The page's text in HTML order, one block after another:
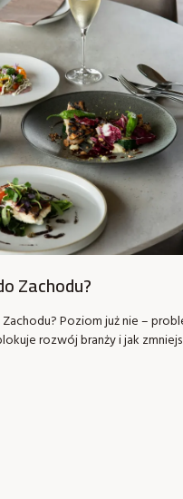
Zachodu?
Poziom już nie –
rozwój branży i jak